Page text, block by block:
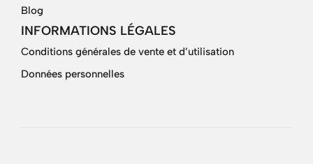
Blog
INFORMATIONS LÉGALES
Conditions générales de vente et d’utilisation
Données personnelles